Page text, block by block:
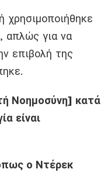
χρησιμοποιήθηκε
απλώς για να
επιβολή της
Νοημοσύνη] κατά
είναι
ο Ντέρεκ